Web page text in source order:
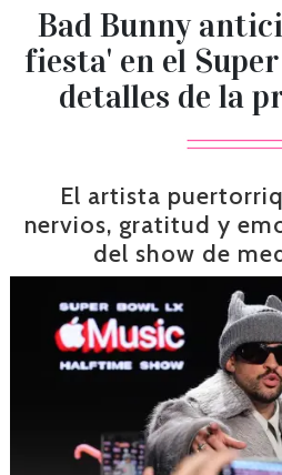
Bad Bunny
fiesta' en el
detalles de la
El artista
nervios, gratitud y
del show de